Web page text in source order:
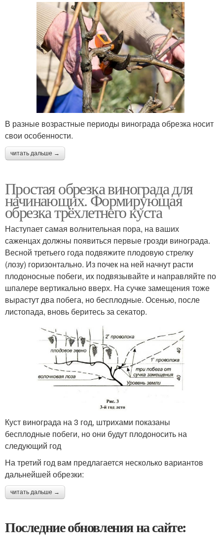
В разные возрастные периоды винограда обрезка носит
свои особенности.
читать дальше →
Простая обрезка винограда для
начинающих. Формирующая
обрезка трёхлетнего куста
Наступает самая волнительная пора, на ваших
саженцах должны появиться первые грозди винограда.
Весной третьего года подвяжите плодовую стрелку
(лозу) горизонтально. Из почек на ней начнут расти
плодоносные побеги, их подвязывайте и направляйте по
шпалере вертикально вверх. На сучке замещения тоже
вырастут два побега, но бесплодные. Осенью, после
листопада, вновь беритесь за секатор.
Куст винограда на 3 год, штрихами показаны
бесплодные побеги, но они будут плодоносить на
следующий год
На третий год вам предлагается несколько вариантов
дальнейшей обрезки:
читать дальше →
Последние обновления на сайте: